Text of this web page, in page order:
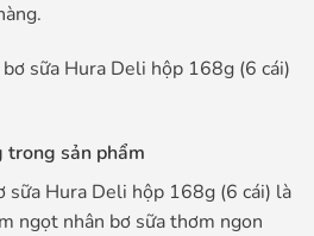
trong sản phẩm
sữa Hura Deli hộp 168g (6 cái) là
ngọt nhân bơ sữa thơm ngon